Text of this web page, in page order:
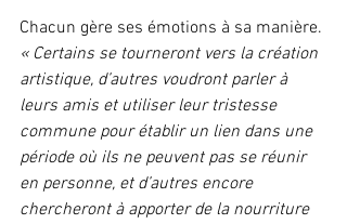
Chacun gère ses émotions à sa manière.
« Certains se tourneront vers la création
artistique, d’autres voudront parler à
leurs amis et utiliser leur tristesse
commune pour établir un lien dans une
période où ils ne peuvent pas se réunir
en personne, et d’autres encore
chercheront à apporter de la nourriture